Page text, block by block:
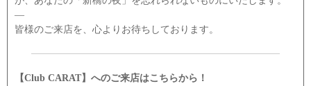
―
皆様のご来店を、心よりお待ちしております。
【Club CARAT】へのご来店はこちらから！